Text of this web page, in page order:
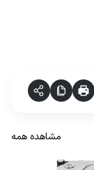
مشاهده همه